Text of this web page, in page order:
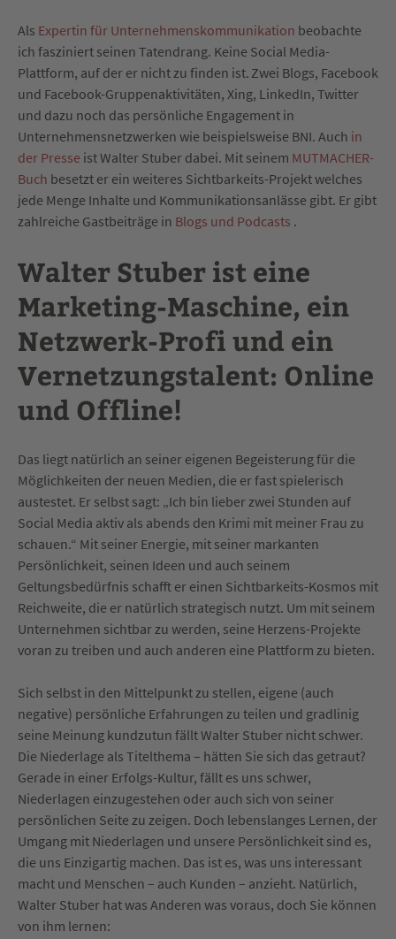
Als Expertin für Unternehmenskommunikation beobachte
ich fasziniert seinen Tatendrang. Keine Social Media-
Plattform, auf der er nicht zu finden ist. Zwei Blogs, Facebook
und Facebook-Gruppenaktivitäten, Xing, LinkedIn, Twitter
und dazu noch das persönliche Engagement in
Unternehmensnetzwerken wie beispielsweise BNI. Auch in
der Presse ist Walter Stuber dabei. Mit seinem MUTMACHER-
Buch besetzt er ein weiteres Sichtbarkeits-Projekt welches
jede Menge Inhalte und Kommunikationsanlässe gibt. Er gibt
zahlreiche Gastbeiträge in Blogs und Podcasts .
Walter Stuber ist eine
Marketing-Maschine, ein
Netzwerk-Profi und ein
Vernetzungstalent: Online
und Offline!
Das liegt natürlich an seiner eigenen Begeisterung für die
Möglichkeiten der neuen Medien, die er fast spielerisch
austestet. Er selbst sagt: „Ich bin lieber zwei Stunden auf
Social Media aktiv als abends den Krimi mit meiner Frau zu
schauen.“ Mit seiner Energie, mit seiner markanten
Persönlichkeit, seinen Ideen und auch seinem
Geltungsbedürfnis schafft er einen Sichtbarkeits-Kosmos mit
Reichweite, die er natürlich strategisch nutzt. Um mit seinem
Unternehmen sichtbar zu werden, seine Herzens-Projekte
voran zu treiben und auch anderen eine Plattform zu bieten.
Sich selbst in den Mittelpunkt zu stellen, eigene (auch
negative) persönliche Erfahrungen zu teilen und gradlinig
seine Meinung kundzutun fällt Walter Stuber nicht schwer.
Die Niederlage als Titelthema – hätten Sie sich das getraut?
Gerade in einer Erfolgs-Kultur, fällt es uns schwer,
Niederlagen einzugestehen oder auch sich von seiner
persönlichen Seite zu zeigen. Doch lebenslanges Lernen, der
Umgang mit Niederlagen und unsere Persönlichkeit sind es,
die uns Einzigartig machen. Das ist es, was uns interessant
macht und Menschen – auch Kunden – anzieht. Natürlich,
Walter Stuber hat was Anderen was voraus, doch Sie können
von ihm lernen: